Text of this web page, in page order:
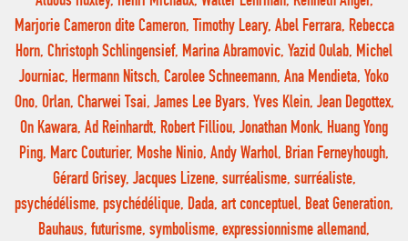
Marjorie Cameron dite Cameron, Timothy Leary, Abel Ferrara, Rebecca
Horn, Christoph Schlingensief, Marina Abramovic, Yazid Oulab, Michel
Journiac, Hermann Nitsch, Carolee Schneemann, Ana Mendieta, Yoko
Ono, Orlan, Charwei Tsai, James Lee Byars, Yves Klein, Jean Degottex,
On Kawara, Ad Reinhardt, Robert Filliou, Jonathan Monk, Huang Yong
Ping, Marc Couturier, Moshe Ninio, Andy Warhol, Brian Ferneyhough,
Gérard Grisey, Jacques Lizene, surréalisme, surréaliste,
psychédélisme, psychédélique, Dada, art conceptuel, Beat Generation,
Bauhaus, futurisme, symbolisme, expressionnisme allemand,